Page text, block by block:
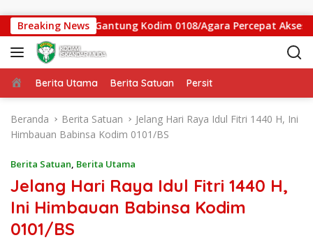
Breaking News
Jembatan Gantung Kodim 0108/Agara Percepat Akses
Beranda
Berita Utama Berita Satuan Persit
Beranda Berita Satuan
Jelang Hari Raya Idul Fitri 1440 H, Ini
Himbauan Babinsa Kodim 0101/BS
Berita Satuan, Berita Utama
Jelang Hari Raya Idul Fitri 1440 H,
Ini Himbauan Babinsa Kodim
0101/BS